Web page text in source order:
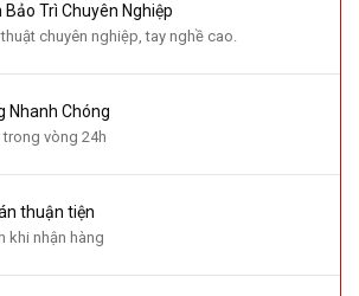
Bảo Trì Chuyên Nghiệp
chuyên nghiệp, tay nghề cao.
Nhanh Chóng
trong vòng 24h
thuận tiện
khi nhận hàng